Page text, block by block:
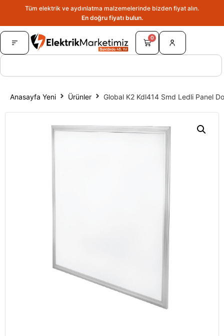
Tüm elektrik ve aydınlatma malzemelerinde bizden fiyat alın.
En doğru fiyatı bulun.
0
Anasayfa Yeni Ürünler Global K2 Kdl414 Smd Ledli Panel